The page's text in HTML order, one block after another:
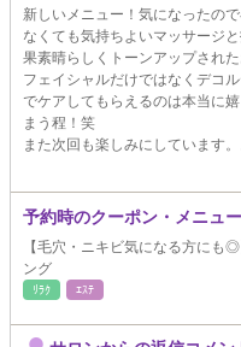
新しいメニュー！気になったの
なくても気持ちよいマッサージ
果素晴らしくトーンアップされ
フェイシャルだけではなくデコ
でケアしてもらえるのは本当に
まう程！笑
また次回も楽しみにしています
予約時のクーポン・メニュー
【毛穴・ニキビ気になる方にも
ング
ﾘﾗｸ ｴｽﾃ